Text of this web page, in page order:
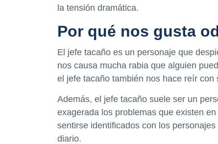
la tensión dramática.
Por qué nos gusta
El jefe tacaño es un personaje que
nos causa mucha rabia que alguien
el jefe tacaño también nos hace reír
Además, el jefe tacaño suele ser un
exagerada los problemas que existen
sentirse identificados con los
diario.